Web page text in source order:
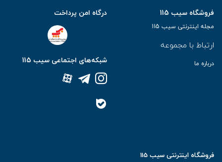
فروشگاه سیب 115
مجله اینترنتی سیب 115
ارتباط با مجموعه
درباره ما
درگاه امن پرداخت
شبکه‌های اجتماعی سیب 115
فروشگاه اینترنتی سیب 115